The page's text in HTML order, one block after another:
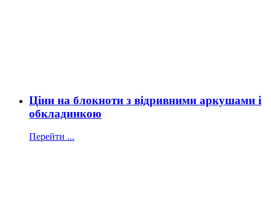
Ціни на блокноти з відривними аркушами і
обкладинкою
Перейти ...